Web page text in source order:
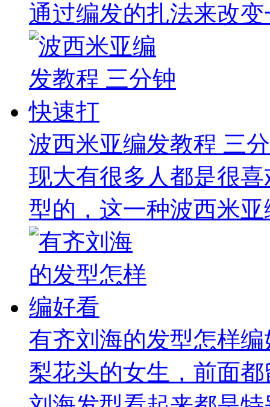
通过编发的扎法来改
波西米亚编发教程 三
现大有很多人都是很
型的，这一种波西米
有齐刘海的发型怎样编
梨花头的女生，前面